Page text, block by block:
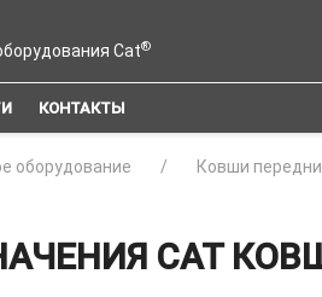
Cat®
КОНТАКТЫ
оборудование Ковши
CAT